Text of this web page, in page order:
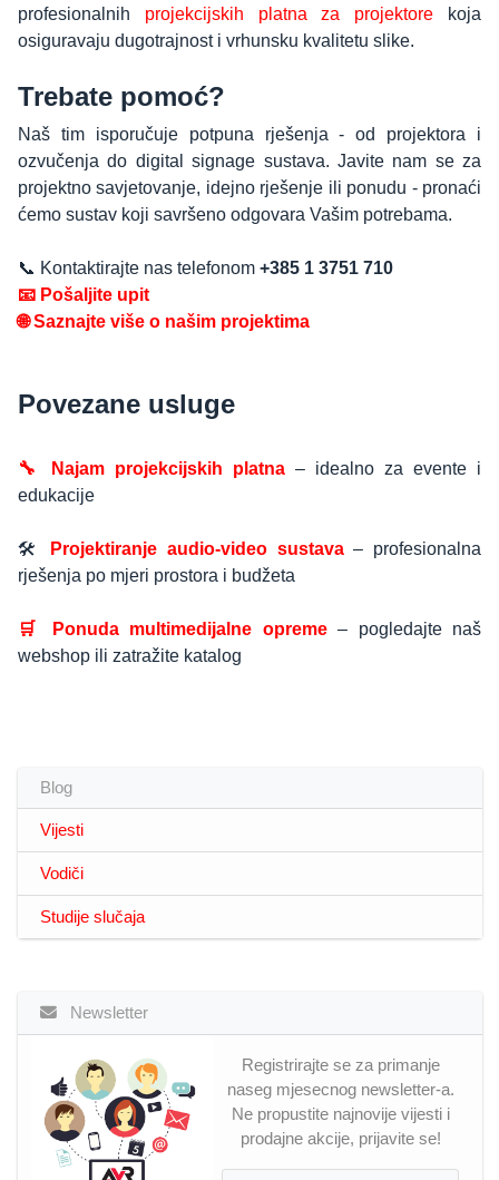
profesionalnih projekcijskih platna za projektore koja
osiguravaju dugotrajnost i vrhunsku kvalitetu slike.
Trebate pomoć?
Naš tim isporučuje potpuna rješenja - od projektora i
ozvučenja do digital signage sustava. Javite nam se za
projektno savjetovanje, idejno rješenje ili ponudu - pronaći
ćemo sustav koji savršeno odgovara Vašim potrebama.
📞 Kontaktirajte nas telefonom +385 1 3751 710
📧 Pošaljite upit
🌐 Saznajte više o našim projektima
Povezane usluge
🔧 Najam projekcijskih platna – idealno za evente i
edukacije
🛠️ Projektiranje audio-video sustava– profesionalna
rješenja po mjeri prostora i budžeta
🛒 Ponuda multimedijalne opreme– pogledajte naš
webshop ili zatražite katalog
Blog
Vijesti
Vodiči
Studije slučaja
Newsletter
Registrirajte se za primanje
naseg mjesecnog newsletter-a.
Ne propustite najnovije vijesti i
prodajne akcije, prijavite se!